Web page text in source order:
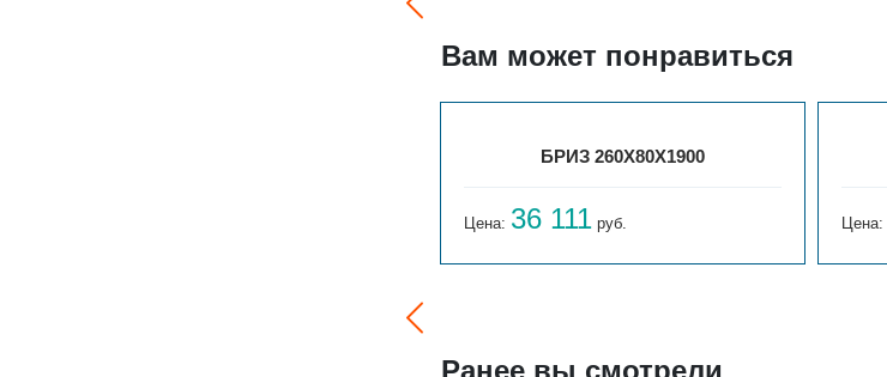
Вам может понравиться
БРИЗ 260Х80Х1900
Цена: 36 111 руб. Цена:
Ранее вы смотрели